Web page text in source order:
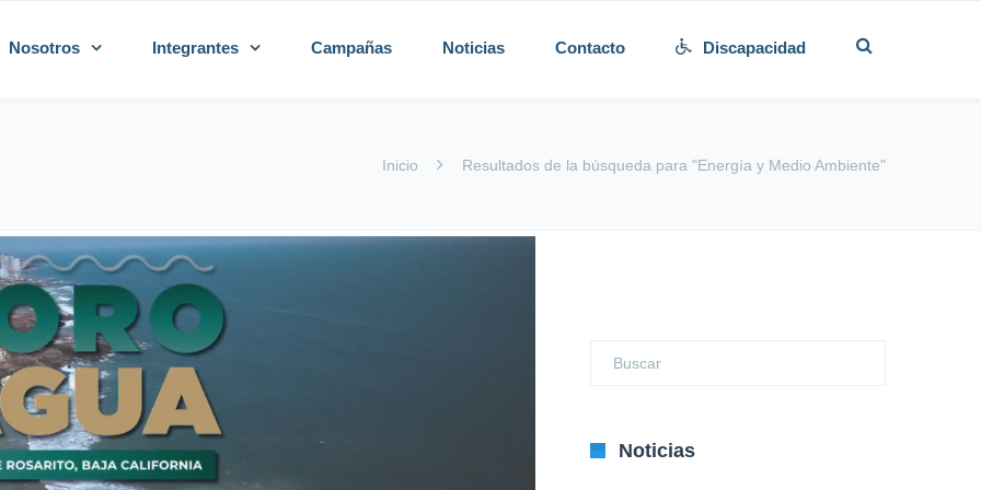
Nosotros Integrantes Campañas Noticias Contacto Discapacidad
Inicio Resultados de la búsqueda para "Energía y Medio Ambiente"
Noticias